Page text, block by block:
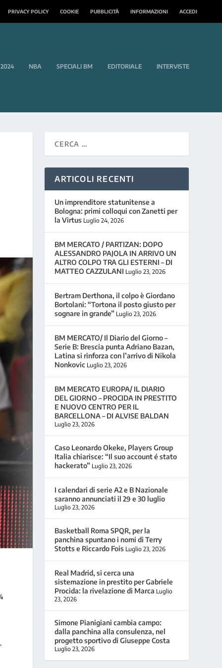
PRIVACY POLICY COOKIE PUBBLICITÀ INFORMAZIONI ACCEDI
2024 NBA SPECIALI BM EDITORIALE INTERVISTE
ARTICOLI RECENTI
Un imprenditore statunitense a
Bologna: primi colloqui con Zanetti per
la Virtus Luglio 24, 2026
BM MERCATO / PARTIZAN: DOPO
ALESSANDRO PAJOLA IN ARRIVO UN
ALTRO COLPO TRA GLI ESTERNI – DI
MATTEO CAZZULANI Luglio 23, 2026
Bertram Derthona, il colpo è Giordano
Bortolani: “Tortona il posto giusto per
sognare in grande” Luglio 23, 2026
BM MERCATO/ Il Diario del Giorno –
Serie B: Brescia punta Adriano Bazan,
Latina si rinforza con l’arrivo di Nikola
Nonkovic Luglio 23, 2026
BM MERCATO EUROPA/ IL DIARIO
DEL GIORNO – PROCIDA IN PRESTITO
E NUOVO CENTRO PER IL
BARCELLONA – DI ALVISE BALDAN
Luglio 23, 2026
Caso Leonardo Okeke, Players Group
Italia chiarisce: “Il suo account é stato
hackerato” Luglio 23, 2026
I calendari di serie A2 e B Nazionale
saranno annunciati il 29 e 30 luglio
Luglio 23, 2026
Basketball Roma SPQR, per la
panchina spuntano i nomi di Terry
Stotts e Riccardo Fois Luglio 23, 2026
Real Madrid, si cerca una
sistemazione in prestito per Gabriele
Procida: la rivelazione di Marca Luglio
23, 2026
Simone Pianigiani cambia campo:
dalla panchina alla consulenza, nel
progetto sportivo di Giuseppe Costa
Luglio 23, 2026